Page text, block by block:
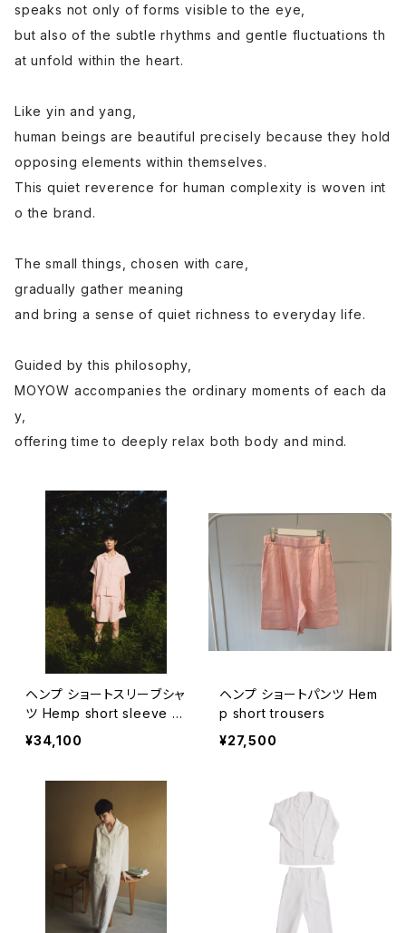
speaks not only of forms visible to the eye,
but also of the subtle rhythms and gentle fluctuations th
at unfold within the heart.
Like yin and yang,
human beings are beautiful precisely because they hold
opposing elements within themselves.
This quiet reverence for human complexity is woven int
o the brand.
The small things, chosen with care,
gradually gather meaning
and bring a sense of quiet richness to everyday life.
Guided by this philosophy,
MOYOW accompanies the ordinary moments of each da
y,
offering time to deeply relax both body and mind.
ヘンプ ショートスリーブシャ
ツ Hemp short sleeve s
hirt
¥34,100
ヘンプ ショートパンツ Hem
p short trousers
¥27,500